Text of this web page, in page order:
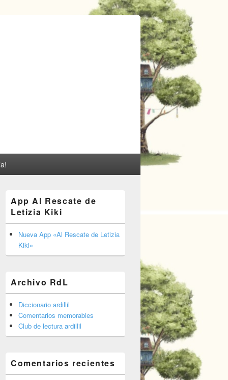
área
widget
barra
lateral
primaria
App Al Rescate de
Letizia Kiki
Nueva App «Al Rescate de Letizia
Kiki»
Archivo RdL
Diccionario ardillil
Comentarios memorables
Club de lectura ardillil
Comentarios recientes